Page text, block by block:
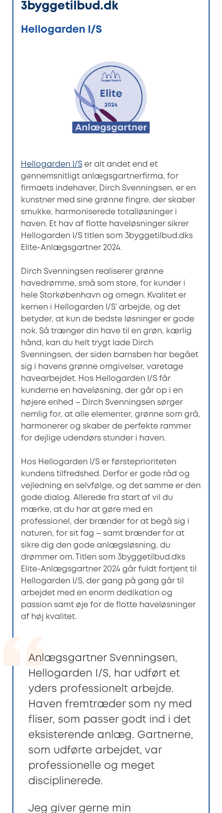
3byggetilbud.dk
Hellogarden I/S
Hellogarden I/Ser alt andet end et
gennemsnitligt anlægsgartnerfirma, for
firmaets indehaver, Dirch Svenningsen, er en
kunstner med sine grønne fingre, der skaber
smukke, harmoniserede totalløsninger i
haven. Et hav af flotte haveløsninger sikrer
Hellogarden I/S titlen som 3byggetilbud.dks
Elite-Anlægsgartner 2024.
Dirch Svenningsen realiserer grønne
havedrømme, små som store, for kunder i
hele Storkøbenhavn og omegn. Kvalitet er
kernen i Hellogarden I/S’ arbejde, og det
betyder, at kun de bedste løsninger er gode
nok. Så trænger din have til en grøn, kærlig
hånd, kan du helt trygt lade Dirch
Svenningsen, der siden barnsben har begået
sig i havens grønne omgivelser, varetage
havearbejdet. Hos Hellogarden I/S får
kunderne en haveløsning, der går op i en
højere enhed – Dirch Svenningsen sørger
nemlig for, at alle elementer, grønne som grå,
harmonerer og skaber de perfekte rammer
for dejlige udendørs stunder i haven.
Hos Hellogarden I/S er førsteprioriteten
kundens tilfredshed. Derfor er gode råd og
vejledning en selvfølge, og det samme er den
gode dialog. Allerede fra start af vil du
mærke, at du har at gøre med en
professionel, der brænder for at begå sig i
naturen, for sit fag – samt brænder for at
sikre dig den gode anlægsløsning, du
drømmer om. Titlen som 3byggetilbud.dks
Elite-Anlægsgartner 2024 går fuldt fortjent til
Hellogarden I/S, der gang på gang går til
arbejdet med en enorm dedikation og
passion samt øje for de flotte haveløsninger
af høj kvalitet.
Anlægsgartner Svenningsen,
Hellogarden I/S, har udført et
yders professionelt arbejde.
Haven fremtræder som ny med
fliser, som passer godt ind i det
eksisterende anlæg. Gartnerne,
som udførte arbejdet, var
professionelle og meget
disciplinerede.
Jeg giver gerne min